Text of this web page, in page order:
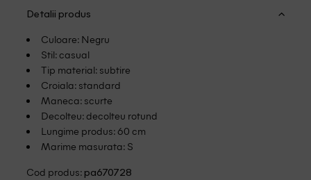
Detalii produs
Culoare: Negru
Stil: casual
Tip material: subtire
Croiala: standard
Maneca: scurte
Decolteu: decolteu rotund
Lungime produs: 60 cm
Marime masurata: S
Cod produs: pa670728